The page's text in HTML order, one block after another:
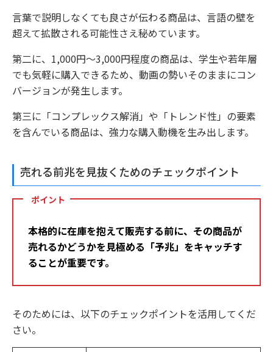
言葉で説明しなくても良さが伝わる商品は、言語の壁を
超えて拡散される可能性さえ秘めています。
第二に、1,000円〜3,000円程度の商品は、学生や若年層
でも気軽に購入できるため、動画の勢いそのままにコン
バージョンが発生します。
第三に「コンプレックス解消」や「トレンド性」の要素
を含んでいる商品は、強力な購入動機を生み出します。
売れる前兆を見抜くためのチェックポイント
ポイント
本格的に在庫を抱えて販売する前に、その商品が
売れるかどうかを見極める「予兆」をキャッチす
ることが重要です。
そのためには、以下のチェックポイントを活用してくだ
さい。